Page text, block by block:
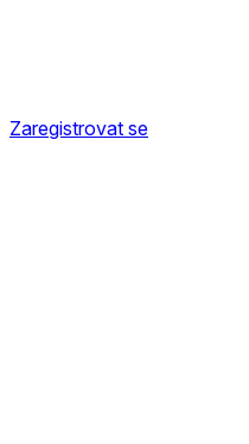
Zaregistrovat se